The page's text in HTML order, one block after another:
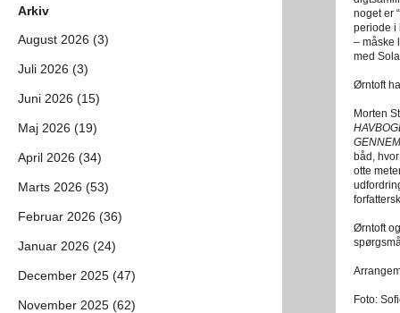
noget er
periode i
– måske
med
Ørntoft
Morten
båd,
otte
Ørntoft
Foto:
Arkiv
August 2026 (3)
Juli 2026 (3)
Juni 2026 (15)
Maj 2026 (19)
April 2026 (34)
Marts 2026 (53)
Februar 2026 (36)
Januar 2026 (24)
December 2025 (47)
November 2025 (62)